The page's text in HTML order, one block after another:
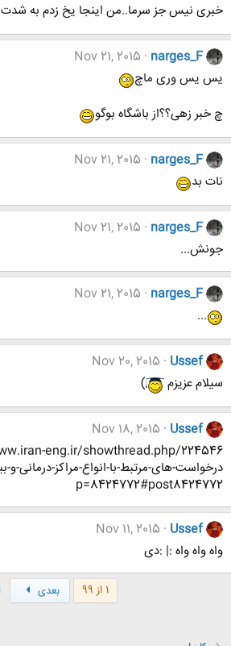
خبری نیس جز سرما..من اینجا یخ زدم به شدت
narges_F
Nov 21, 2015
یس یس وری ماچ
چ خبر زهی؟؟از باشگاه بوگو
narges_F
Nov 21, 2015
نات بد
narges_F
Nov 21, 2015
جونش...
narges_F
Nov 21, 2015
...
Ussef
Nov 20, 2015
سیلام عزیزم
)
Ussef
Nov 18, 2015
p=8424772#post8424772
Ussef
Nov 11, 2015
واه واه واه :| :دی
1 از 99 بعدی